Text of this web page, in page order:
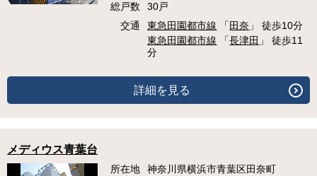
総戸数
30戸
交通
東急田園都市線 「 田奈 」 徒歩10分
東急田園都市線 「長津田 」 徒歩11
分
詳細を見る
メディウス青葉台
所在地
神奈川県横浜市青葉区田奈町